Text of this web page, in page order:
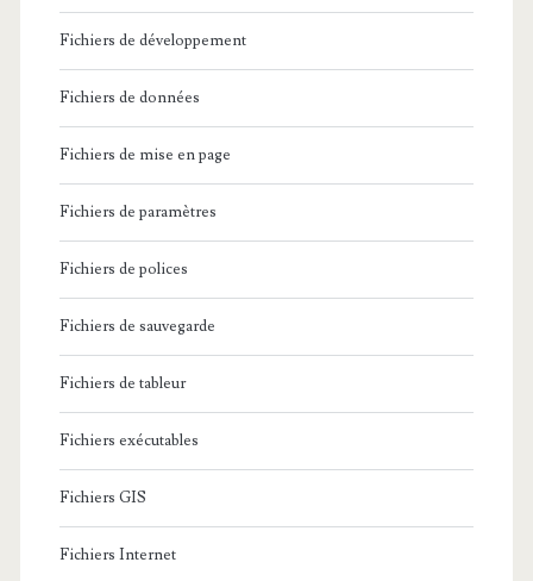
Fichiers de développement
Fichiers de données
Fichiers de mise en page
Fichiers de paramètres
Fichiers de polices
Fichiers de sauvegarde
Fichiers de tableur
Fichiers exécutables
Fichiers GIS
Fichiers Internet